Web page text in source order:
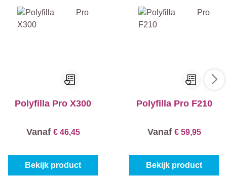
Polyfilla Pro X300
Vanaf € 46,45
Bekijk product
Polyfilla Pro F210
Vanaf € 59,95
Bekijk product